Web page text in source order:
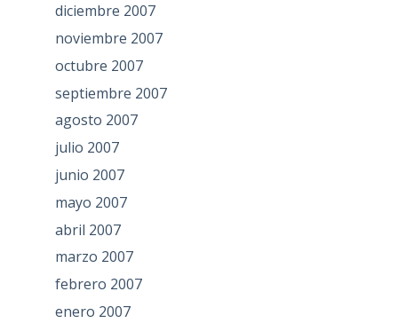
diciembre 2007
noviembre 2007
octubre 2007
septiembre 2007
agosto 2007
julio 2007
junio 2007
mayo 2007
abril 2007
marzo 2007
febrero 2007
enero 2007